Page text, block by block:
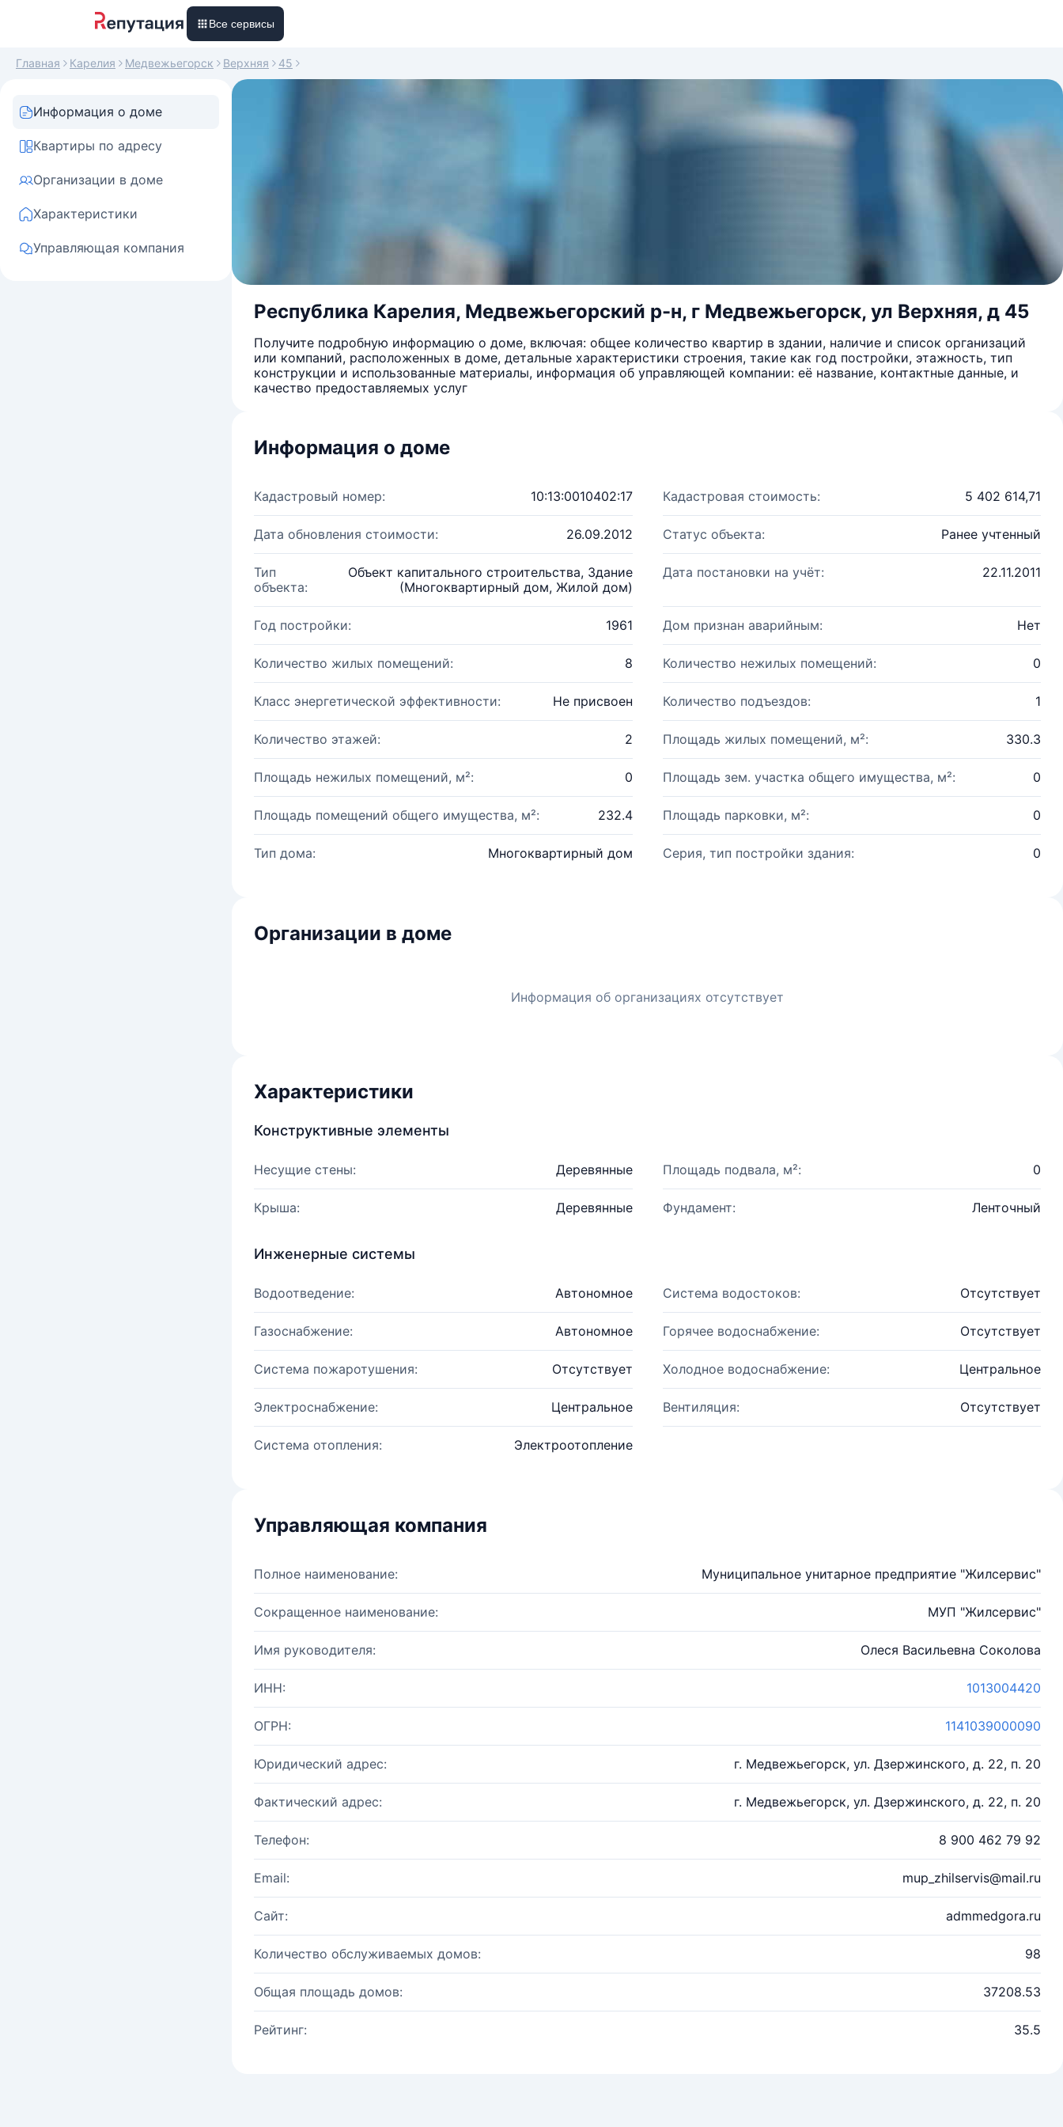
Все сервисы
Главная Карелия Медвежьегорск Верхняя 45
Информация о доме
Квартиры по адресу
Организации в доме
Характеристики
Управляющая компания
Республика Карелия, Медвежьегорский р-н, г Медвежьегорск, ул Верхняя, д 45
Получите подробную информацию о доме, включая: общее количество квартир в здании, наличие и список организаций
или компаний, расположенных в доме, детальные характеристики строения, такие как год постройки, этажность, тип
конструкции и использованные материалы, информация об управляющей компании: её название, контактные данные, и
качество предоставляемых услуг
Информация о доме
Кадастровый номер: 10:13:0010402:17 Кадастровая стоимость: 5 402 614,71
Дата обновления стоимости: 26.09.2012 Статус объекта: Ранее учтенный
Тип
объекта:
Объект капитального строительства, Здание
(Многоквартирный дом, Жилой дом)
Дата постановки на учёт: 22.11.2011
Год постройки: 1961 Дом признан аварийным: Нет
Количество жилых помещений: 8 Количество нежилых помещений: 0
Класс энергетической эффективности: Не присвоен Количество подъездов: 1
Количество этажей: 2 Площадь жилых помещений, м²: 330.3
Площадь нежилых помещений, м²: 0 Площадь зем. участка общего имущества, м²: 0
Площадь помещений общего имущества, м²: 232.4 Площадь парковки, м²: 0
Тип дома: Многоквартирный дом Серия, тип постройки здания: 0
Организации в доме
Информация об организациях отсутствует
Характеристики
Конструктивные элементы
Несущие стены: Деревянные Площадь подвала, м²: 0
Крыша: Деревянные Фундамент: Ленточный
Инженерные системы
Водоотведение: Автономное Система водостоков: Отсутствует
Газоснабжение: Автономное Горячее водоснабжение: Отсутствует
Система пожаротушения: Отсутствует Холодное водоснабжение: Центральное
Электроснабжение: Центральное Вентиляция: Отсутствует
Система отопления: Электроотопление
Управляющая компания
Полное наименование: Муниципальное унитарное предприятие "Жилсервис"
Сокращенное наименование: МУП "Жилсервис"
Имя руководителя: Олеся Васильевна Соколова
ИНН: 1013004420
ОГРН: 1141039000090
Юридический адрес: г. Медвежьегорск, ул. Дзержинского, д. 22, п. 20
Фактический адрес: г. Медвежьегорск, ул. Дзержинского, д. 22, п. 20
Телефон: 8 900 462 79 92
Email: mup_zhilservis@mail.ru
Сайт: admmedgora.ru
Количество обслуживаемых домов: 98
Общая площадь домов: 37208.53
Рейтинг: 35.5